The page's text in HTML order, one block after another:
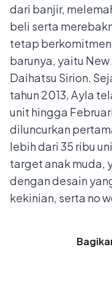
dari banjir,
beli serta
tetap
barunya, yaitu
Daihatsu Sirion.
tahun 2013, Ayla
unit hingga
diluncurkan
lebih dari 35 ribu
target anak muda,
dengan desain
kekinian, serta no